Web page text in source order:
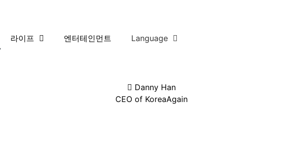
라이프 엔터테인먼트 Language
Danny Han
CEO of KoreaAgain